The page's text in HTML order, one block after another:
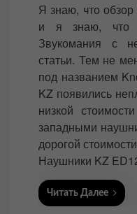
s
t
e
d
o
n
Я знаю, что
и я знаю, что
Звукомания с
статьи. Тем не
под названием
KZ появились
низкой
западными
дорогой
Наушники KZ
Читать Далее